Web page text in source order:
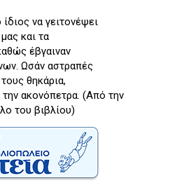
να γειτονέψει
και τα
έβγαιναν
Ωσάν αστραπές
θηκάρια,
ακονόπετρα. (Από την
του βιβλίου)